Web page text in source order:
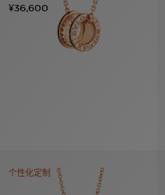
¥36,600
个性化定制